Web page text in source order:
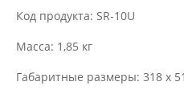
Код продукта: SR-10U
Масса: 1,85 кг
Габаритные размеры: 318 x